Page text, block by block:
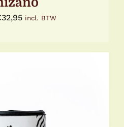
32,95Prijsklasse:
incl. BTW